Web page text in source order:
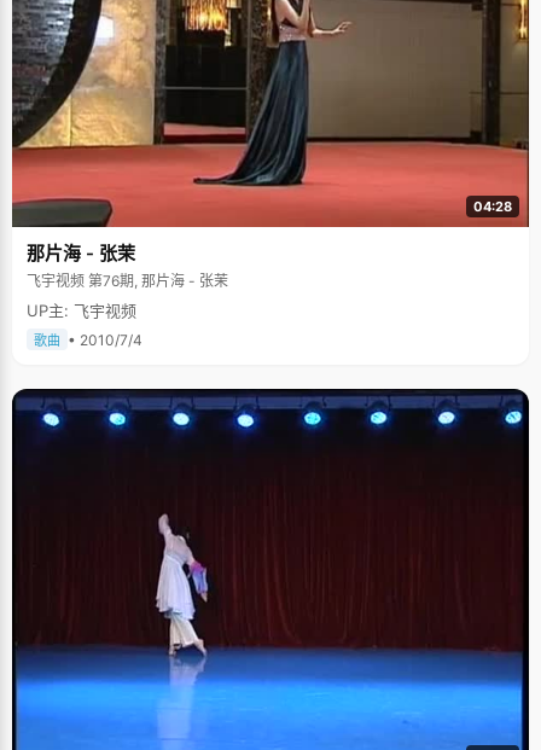
04:28
那片海 - 张茉
飞宇视频 第76期, 那片海 - 张茉
UP主: 飞宇视频
歌曲 • 2010/7/4